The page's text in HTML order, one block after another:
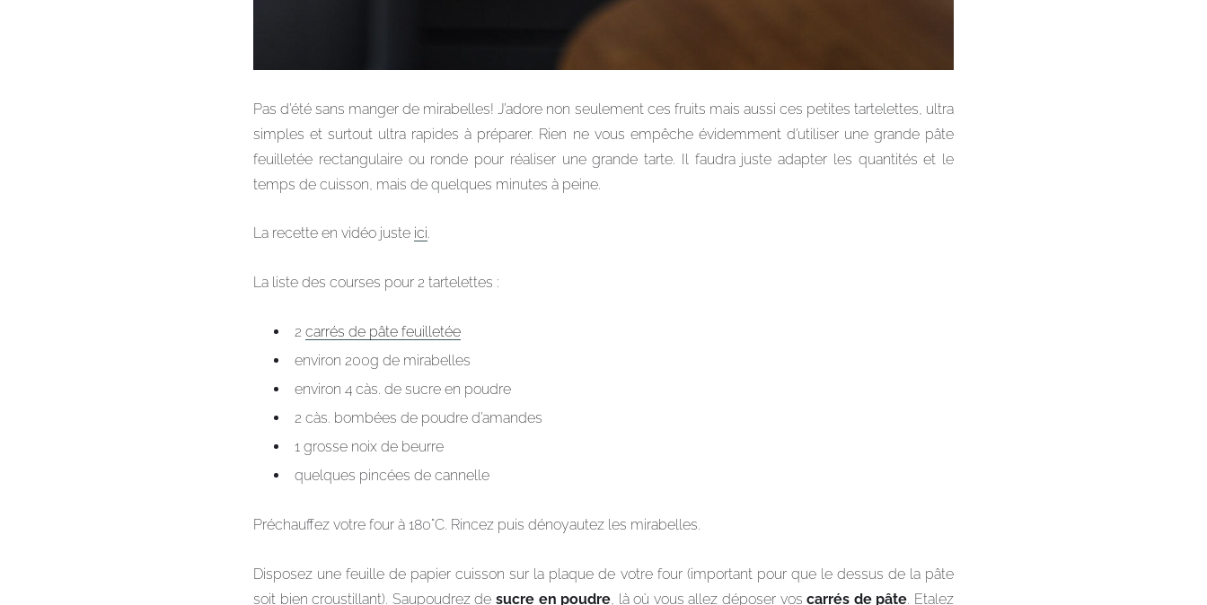
Pas d’été sans manger de mirabelles! J’adore non seulement ces fruits mais aussi ces petites tartelettes, ultra
simples et surtout ultra rapides à préparer. Rien ne vous empêche évidemment d’utiliser une grande pâte
feuilletée rectangulaire ou ronde pour réaliser une grande tarte. Il faudra juste adapter les quantités et le
temps de cuisson, mais de quelques minutes à peine.
La recette en vidéo juste ici.
La liste des courses pour 2 tartelettes :
2 carrés de pâte feuilletée
environ 200g de mirabelles
environ 4 càs. de sucre en poudre
2 càs. bombées de poudre d’amandes
1 grosse noix de beurre
quelques pincées de cannelle
Préchauffez votre four à 180°C. Rincez puis dénoyautez les mirabelles.
Disposez une feuille de papier cuisson sur la plaque de votre four (important pour que le dessus de la pâte
soit bien croustillant). Saupoudrez de sucre en poudre , là où vous allez déposer voscarrés de pâte . Etalez